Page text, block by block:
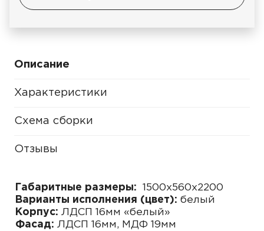
Описание
Характеристики
Схема сборки
Отзывы
Габаритные размеры: 1500х560х2200
Варианты исполнения (цвет): белый
Корпус: ЛДСП 16мм «белый»
Фасад: ЛДСП 16мм, МДФ 19мм